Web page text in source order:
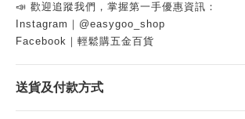
📣 歡迎追蹤我們，掌握第一手優惠資訊：
Instagram｜@easygoo_shop
Facebook｜輕鬆購五金百貨
送貨及付款方式